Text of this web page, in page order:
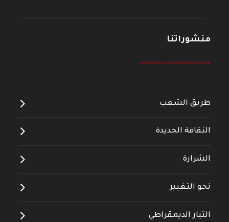
منشوراتنا
--------------------
طريق الشعب
الثقافة الجديدة
الشرارة
نحو التغيير
التيار الديمقراطي